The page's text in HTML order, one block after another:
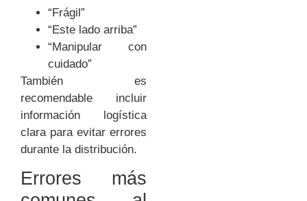
“Frágil”
“Este lado arriba”
“Manipular con
cuidado”
También es
recomendable incluir
información logística
clara para evitar errores
durante la distribución.
Errores más